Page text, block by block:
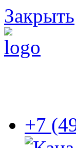
Закрыть
+7